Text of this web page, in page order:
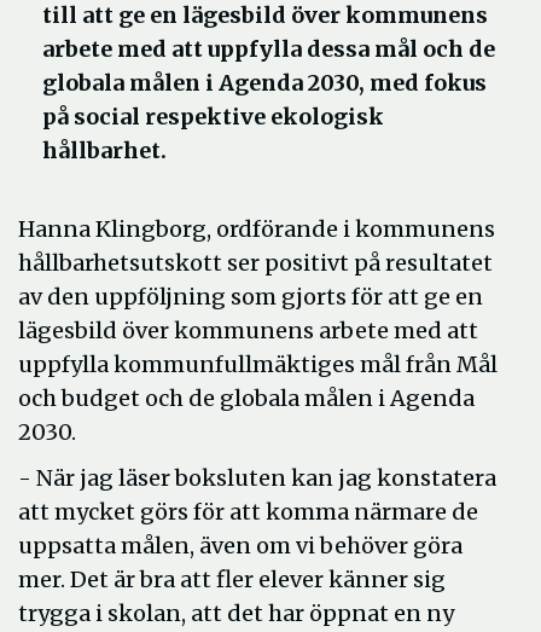
till att ge en lägesbild över kommunens
arbete med att uppfylla dessa mål och de
globala målen i Agenda 2030, med fokus
på social respektive ekologisk
hållbarhet.
Hanna Klingborg, ordförande i kommunens
hållbarhetsutskott ser positivt på resultatet
av den uppföljning som gjorts för att ge en
lägesbild över kommunens arbete med att
uppfylla kommunfullmäktiges mål från Mål
och budget och de globala målen i Agenda
2030.
-­ När jag läser boksluten kan jag konstatera
att mycket görs för att komma närmare de
uppsatta målen, även om vi behöver göra
mer. Det är bra att fler elever känner sig
trygga i skolan, att det har öppnat en ny